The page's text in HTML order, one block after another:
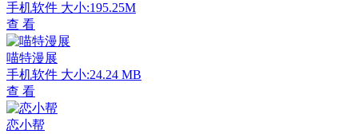
手机软件 大小:195.25M
查 看
喵特漫展
手机软件 大小:24.24 MB
查 看
恋小帮